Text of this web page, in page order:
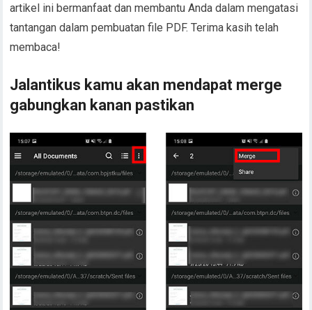
artikel ini bermanfaat dan membantu Anda dalam mengatasi
tantangan dalam pembuatan file PDF. Terima kasih telah
membaca!
Jalantikus kamu akan mendapat merge
gabungkan kanan pastikan